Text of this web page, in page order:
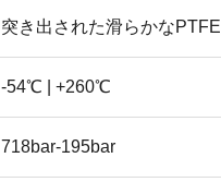
突き出された滑らかなPTFE
-54℃ | +260℃
718bar-195bar